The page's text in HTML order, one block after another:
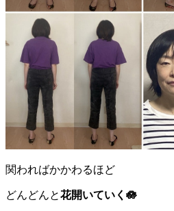
関わればかかわるほど
どんどんと花開いていく🪷